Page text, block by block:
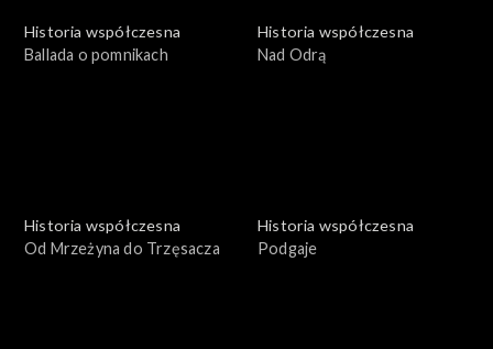
Historia współczesna
Ballada o pomnikach
Historia współczesna
Nad Odrą
Historia współczesna
Od Mrzeżyna do Trzęsacza
Historia współczesna
Podgaje